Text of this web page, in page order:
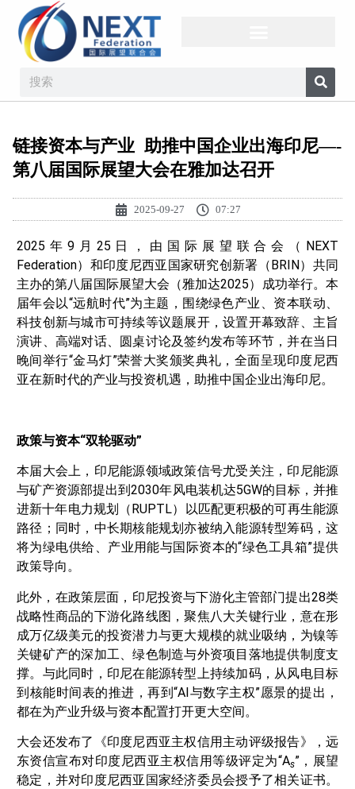
链接资本与产业 助推中国企业出海印尼—-
第八届国际展望大会在雅加达召开
2025-09-27 07:27
2025年9月25日，由国际展望联合会（NEXT
Federation）和印度尼西亚国家研究创新署（BRIN）共同
主办的第八届国际展望大会（雅加达2025）成功举行。本
届年会以“远航时代”为主题，围绕绿色产业、资本联动、
科技创新与城市可持续等议题展开，设置开幕致辞、主旨
演讲、高端对话、圆桌讨论及签约发布等环节，并在当日
晚间举行“金马灯”荣誉大奖颁奖典礼，全面呈现印度尼西
亚在新时代的产业与投资机遇，助推中国企业出海印尼。
政策与资本“双轮驱动”
本届大会上，印尼能源领域政策信号尤受关注，印尼能源
与矿产资源部提出到2030年风电装机达5GW的目标，并推
进新十年电力规划（RUPTL）以匹配更积极的可再生能源
路径；同时，中长期核能规划亦被纳入能源转型筹码，这
将为绿电供给、产业用能与国际资本的“绿色工具箱”提供
政策导向。
此外，在政策层面，印尼投资与下游化主管部门提出28类
战略性商品的下游化路线图，聚焦八大关键行业，意在形
成万亿级美元的投资潜力与更大规模的就业吸纳，为镍等
关键矿产的深加工、绿色制造与外资项目落地提供制度支
撑。与此同时，印尼在能源转型上持续加码，从风电目标
到核能时间表的推进，再到“AI与数字主权”愿景的提出，
都在为产业升级与资本配置打开更大空间。
大会还发布了《印度尼西亚主权信用主动评级报告》，远
东资信宣布对印度尼西亚主权信用等级评定为“As”，展望
稳定，并对印度尼西亚国家经济委员会授予了相关证书。